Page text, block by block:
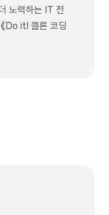
노력하는 IT 전
Do it! 클론 코딩